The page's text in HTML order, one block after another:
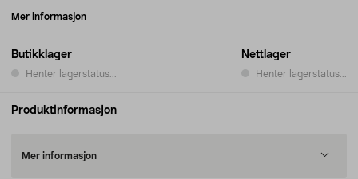
Butikklager
Henter lagerstatus...
Nettlager
Henter lagerstatus...
Mer informasjon
Produktinformasjon
Mer informasjon